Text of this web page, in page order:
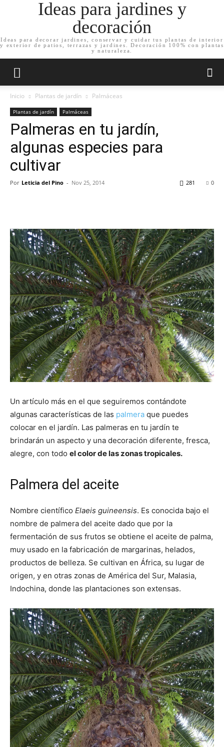
Ideas para jardines y
decoración
Ideas para decorar jardines, conservar y cuidar tus plantas de interior
y exterior de patios, terrazas y jardines. Decoración 100% con plantas
y naturaleza.
Inicio Plantas de jardín Palmáceas
Plantas de jardín Palmáceas
Palmeras en tu jardín,
algunas especies para
cultivar
Por Leticia del Pino - Nov 25, 2014 0
281
Un artículo más en el que seguiremos contándote
algunas características de las palmera que puedes
colocar en el jardín. Las palmeras en tu jardín te
brindarán un aspecto y una decoración diferente, fresca,
alegre, con todo el color de las zonas tropicales.
Palmera del aceite
Nombre científico Elaeis guineensis. Es conocida bajo el
nombre de palmera del aceite dado que por la
fermentación de sus frutos se obtiene el aceite de palma,
muy usado en la fabricación de margarinas, helados,
productos de belleza. Se cultivan en África, su lugar de
origen, y en otras zonas de América del Sur, Malasia,
Indochina, donde las plantaciones son extensas.